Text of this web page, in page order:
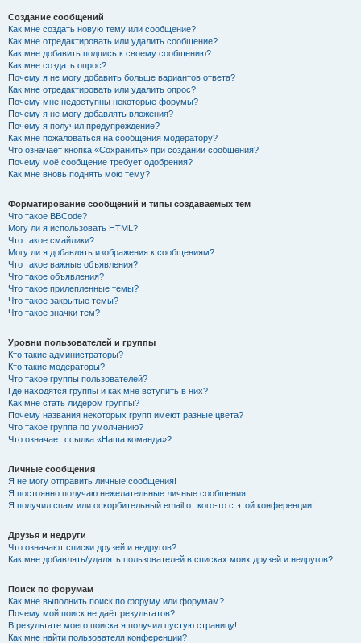
Создание сообщений
Как мне создать новую тему или сообщение?
Как мне отредактировать или удалить сообщение?
Как мне добавить подпись к своему сообщению?
Как мне создать опрос?
Почему я не могу добавить больше вариантов ответа?
Как мне отредактировать или удалить опрос?
Почему мне недоступны некоторые форумы?
Почему я не могу добавлять вложения?
Почему я получил предупреждение?
Как мне пожаловаться на сообщения модератору?
Что означает кнопка «Сохранить» при создании сообщения?
Почему моё сообщение требует одобрения?
Как мне вновь поднять мою тему?
Форматирование сообщений и типы создаваемых тем
Что такое BBCode?
Могу ли я использовать HTML?
Что такое смайлики?
Могу ли я добавлять изображения к сообщениям?
Что такое важные объявления?
Что такое объявления?
Что такое прилепленные темы?
Что такое закрытые темы?
Что такое значки тем?
Уровни пользователей и группы
Кто такие администраторы?
Кто такие модераторы?
Что такое группы пользователей?
Где находятся группы и как мне вступить в них?
Как мне стать лидером группы?
Почему названия некоторых групп имеют разные цвета?
Что такое группа по умолчанию?
Что означает ссылка «Наша команда»?
Личные сообщения
Я не могу отправить личные сообщения!
Я постоянно получаю нежелательные личные сообщения!
Я получил спам или оскорбительный email от кого-то с этой конференции!
Друзья и недруги
Что означают списки друзей и недругов?
Как мне добавлять/удалять пользователей в списках моих друзей и недругов?
Поиск по форумам
Как мне выполнить поиск по форуму или форумам?
Почему мой поиск не даёт результатов?
В результате моего поиска я получил пустую страницу!
Как мне найти пользователя конференции?